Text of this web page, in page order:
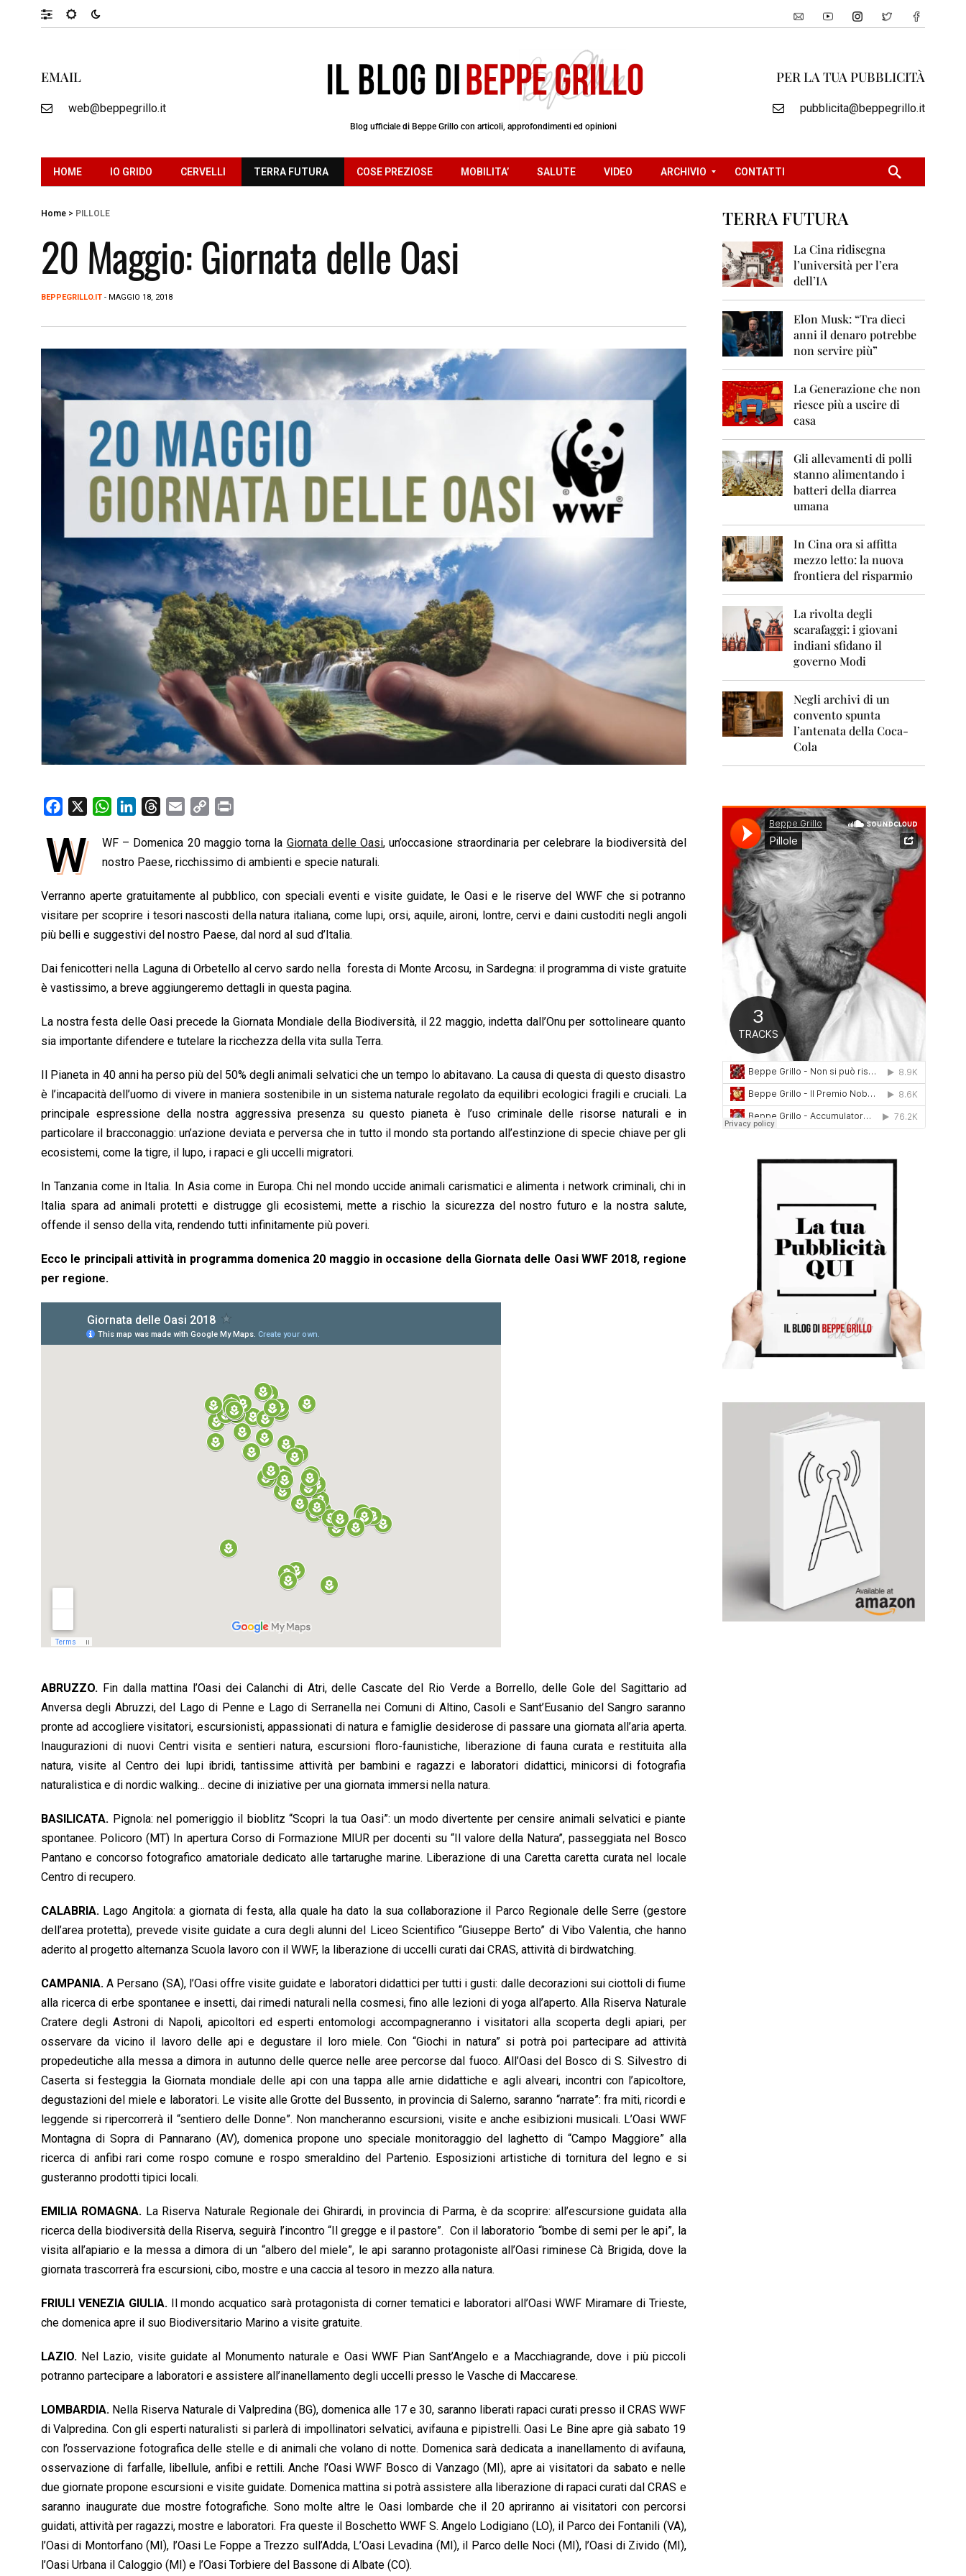
EMAIL
web@beppegrillo.it
Blog ufficiale di Beppe Grillo con articoli, approfondimenti ed opinioni
PER LA TUA PUBBLICITÀ
pubblicita@beppegrillo.it
HOME IO GRIDO CERVELLI TERRA FUTURA COSE PREZIOSE MOBILITA’ SALUTE VIDEO ARCHIVIO
0
7
0
0
1
2
0
2
0
2
0
2
CONTATTI
Home > PILLOLE
20 Maggio: Giornata delle Oasi
BEPPEGRILLO.IT - MAGGIO 18, 2018
c
e
o
o
k
W
a
t
A
p
p
n
k
d
I
n
r
e
d
s
a
i
p
y
n
k
i
n
W WF – Domenica 20 maggio torna la Giornata delle Oasi, un’occasione straordinaria per celebrare la biodiversità del
nostro Paese, ricchissimo di ambienti e specie naturali.
Verranno aperte gratuitamente al pubblico, con speciali eventi e visite guidate, le Oasi e le riserve del WWF che si potranno
visitare per scoprire i tesori nascosti della natura italiana, come lupi, orsi, aquile, aironi, lontre, cervi e daini custoditi negli angoli
più belli e suggestivi del nostro Paese, dal nord al sud d’Italia.
Dai fenicotteri nella Laguna di Orbetello al cervo sardo nella foresta di Monte Arcosu, in Sardegna: il programma di viste gratuite
è vastissimo, a breve aggiungeremo dettagli in questa pagina.
La nostra festa delle Oasi precede la Giornata Mondiale della Biodiversità, il 22 maggio, indetta dall’Onu per sottolineare quanto
sia importante difendere e tutelare la ricchezza della vita sulla Terra.
Il Pianeta in 40 anni ha perso più del 50% degli animali selvatici che un tempo lo abitavano. La causa di questa di questo disastro
è l’incapacità dell’uomo di vivere in maniera sostenibile in un sistema naturale regolato da equilibri ecologici fragili e cruciali. La
principale espressione della nostra aggressiva presenza su questo pianeta è l’uso criminale delle risorse naturali e in
particolare il bracconaggio: un’azione deviata e perversa che in tutto il mondo sta portando all’estinzione di specie chiave per gli
ecosistemi, come la tigre, il lupo, i rapaci e gli uccelli migratori.
In Tanzania come in Italia. In Asia come in Europa. Chi nel mondo uccide animali carismatici e alimenta i network criminali, chi in
Italia spara ad animali protetti e distrugge gli ecosistemi, mette a rischio la sicurezza del nostro futuro e la nostra salute,
offende il senso della vita, rendendo tutti infinitamente più poveri.
Ecco le principali attività in programma domenica 20 maggio in occasione della Giornata delle Oasi WWF 2018, regione
per regione.
ABRUZZO. Fin dalla mattina l’Oasi dei Calanchi di Atri, delle Cascate del Rio Verde a Borrello, delle Gole del Sagittario ad
Anversa degli Abruzzi, del Lago di Penne e Lago di Serranella nei Comuni di Altino, Casoli e Sant’Eusanio del Sangro saranno
pronte ad accogliere visitatori, escursionisti, appassionati di natura e famiglie desiderose di passare una giornata all’aria aperta.
Inaugurazioni di nuovi Centri visita e sentieri natura, escursioni floro-faunistiche, liberazione di fauna curata e restituita alla
natura, visite al Centro dei lupi ibridi, tantissime attività per bambini e ragazzi e laboratori didattici, minicorsi di fotografia
naturalistica e di nordic walking… decine di iniziative per una giornata immersi nella natura.
BASILICATA. Pignola: nel pomeriggio il bioblitz “Scopri la tua Oasi”: un modo divertente per censire animali selvatici e piante
spontanee. Policoro (MT) In apertura Corso di Formazione MIUR per docenti su “Il valore della Natura”, passeggiata nel Bosco
Pantano e concorso fotografico amatoriale dedicato alle tartarughe marine. Liberazione di una Caretta caretta curata nel locale
Centro di recupero.
CALABRIA. Lago Angitola: a giornata di festa, alla quale ha dato la sua collaborazione il Parco Regionale delle Serre (gestore
dell’area protetta), prevede visite guidate a cura degli alunni del Liceo Scientifico “Giuseppe Berto” di Vibo Valentia, che hanno
aderito al progetto alternanza Scuola lavoro con il WWF, la liberazione di uccelli curati dai CRAS, attività di birdwatching.
CAMPANIA. A Persano (SA), l’Oasi offre visite guidate e laboratori didattici per tutti i gusti: dalle decorazioni sui ciottoli di fiume
alla ricerca di erbe spontanee e insetti, dai rimedi naturali nella cosmesi, fino alle lezioni di yoga all’aperto. Alla Riserva Naturale
Cratere degli Astroni di Napoli, apicoltori ed esperti entomologi accompagneranno i visitatori alla scoperta degli apiari, per
osservare da vicino il lavoro delle api e degustare il loro miele. Con “Giochi in natura” si potrà poi partecipare ad attività
propedeutiche alla messa a dimora in autunno delle querce nelle aree percorse dal fuoco. All’Oasi del Bosco di S. Silvestro di
Caserta si festeggia la Giornata mondiale delle api con una tappa alle arnie didattiche e agli alveari, incontri con l’apicoltore,
degustazioni del miele e laboratori. Le visite alle Grotte del Bussento, in provincia di Salerno, saranno “narrate”: fra miti, ricordi e
leggende si ripercorrerà il “sentiero delle Donne”. Non mancheranno escursioni, visite e anche esibizioni musicali. L’Oasi WWF
Montagna di Sopra di Pannarano (AV), domenica propone uno speciale monitoraggio del laghetto di “Campo Maggiore” alla
ricerca di anfibi rari come rospo comune e rospo smeraldino del Partenio. Esposizioni artistiche di tornitura del legno e si
gusteranno prodotti tipici locali.
EMILIA ROMAGNA. La Riserva Naturale Regionale dei Ghirardi, in provincia di Parma, è da scoprire: all’escursione guidata alla
ricerca della biodiversità della Riserva, seguirà l’incontro “Il gregge e il pastore”. Con il laboratorio “bombe di semi per le api”, la
visita all’apiario e la messa a dimora di un “albero del miele”, le api saranno protagoniste all’Oasi riminese Cà Brigida, dove la
giornata trascorrerà fra escursioni, cibo, mostre e una caccia al tesoro in mezzo alla natura.
FRIULI VENEZIA GIULIA.Il mondo acquatico sarà protagonista di corner tematici e laboratori all’Oasi WWF Miramare di Trieste,
che domenica apre il suo Biodiversitario Marino a visite gratuite.
LAZIO. Nel Lazio, visite guidate al Monumento naturale e Oasi WWF Pian Sant’Angelo e a Macchiagrande, dove i più piccoli
potranno partecipare a laboratori e assistere all’inanellamento degli uccelli presso le Vasche di Maccarese.
LOMBARDIA. Nella Riserva Naturale di Valpredina (BG), domenica alle 17 e 30, saranno liberati rapaci curati presso il CRAS WWF
di Valpredina. Con gli esperti naturalisti si parlerà di impollinatori selvatici, avifauna e pipistrelli. Oasi Le Bine apre già sabato 19
con l’osservazione fotografica delle stelle e di animali che volano di notte. Domenica sarà dedicata a inanellamento di avifauna,
osservazione di farfalle, libellule, anfibi e rettili. Anche l’Oasi WWF Bosco di Vanzago (MI), apre ai visitatori da sabato e nelle
due giornate propone escursioni e visite guidate. Domenica mattina si potrà assistere alla liberazione di rapaci curati dal CRAS e
saranno inaugurate due mostre fotografiche. Sono molte altre le Oasi lombarde che il 20 apriranno ai visitatori con percorsi
guidati, attività per ragazzi, mostre e laboratori. Fra queste il Boschetto WWF S. Angelo Lodigiano (LO), il Parco dei Fontanili (VA),
l’Oasi di Montorfano (MI), l’Oasi Le Foppe a Trezzo sull’Adda, L’Oasi Levadina (MI), il Parco delle Noci (MI), l’Oasi di Zivido (MI),
l’Oasi Urbana il Caloggio (MI) e l’Oasi Torbiere del Bassone di Albate (CO).
TERRA FUTURA
La Cina ridisegna
l’università per l’era
dell’IA
Elon Musk: “Tra dieci
anni il denaro potrebbe
non servire più”
La Generazione che non
riesce più a uscire di
casa
Gli allevamenti di polli
stanno alimentando i
batteri della diarrea
umana
In Cina ora si affitta
mezzo letto: la nuova
frontiera del risparmio
La rivolta degli
scarafaggi: i giovani
indiani sfidano il
governo Modi
Negli archivi di un
convento spunta
l’antenata della Coca-
Cola